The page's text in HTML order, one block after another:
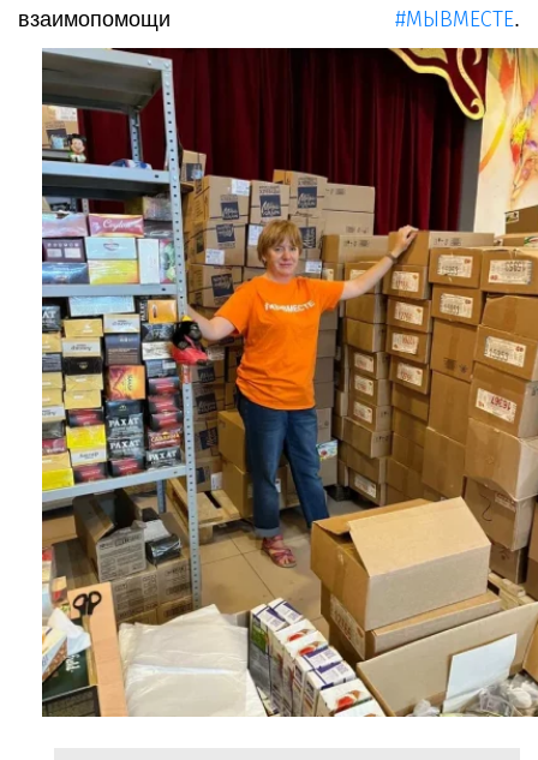
взаимопомощи #МЫВМЕСТЕ.